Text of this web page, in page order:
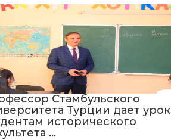
Стамбульского
Турции дает урок
исторического
...